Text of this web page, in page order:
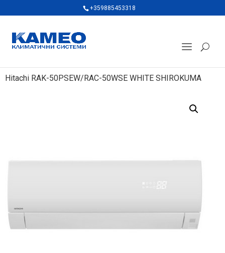
+359885453318
Hitachi RAK-50PSEW/RAC-50WSE WHITE SHIROKUMA